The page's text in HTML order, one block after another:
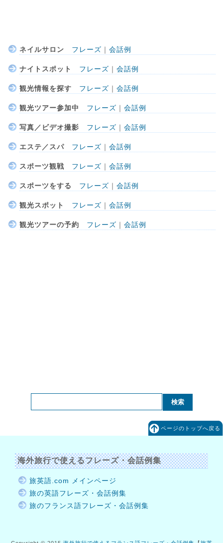
ネイルサロン フレーズ ｜ 会話例
ナイトスポット フレーズ ｜ 会話例
観光情報を探す フレーズ ｜ 会話例
観光ツアー参加中 フレーズ ｜ 会話例
写真／ビデオ撮影 フレーズ ｜ 会話例
エステ／スパ フレーズ ｜ 会話例
スポーツ観戦 フレーズ ｜ 会話例
スポーツをする フレーズ ｜ 会話例
観光スポット フレーズ ｜ 会話例
観光ツアーの予約 フレーズ ｜ 会話例
ページのトップへ戻る
海外旅行で使えるフレーズ・会話例集
旅英語.com メインページ
旅の英語フレーズ・会話例集
旅のフランス語フレーズ・会話例集